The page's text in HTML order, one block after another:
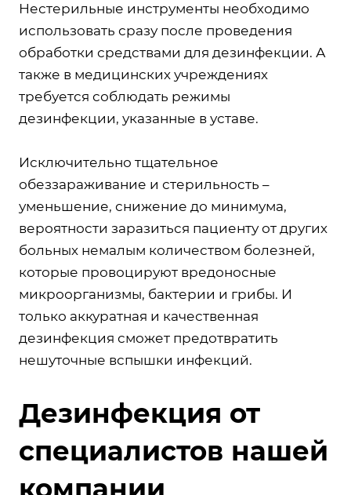
Нестерильные инструменты необходимо
использовать сразу после проведения
обработки средствами для дезинфекции. А
также в медицинских учреждениях
требуется соблюдать режимы
дезинфекции, указанные в уставе.
Исключительно тщательное
обеззараживание и стерильность –
уменьшение, снижение до минимума,
вероятности заразиться пациенту от других
больных немалым количеством болезней,
которые провоцируют вредоносные
микроорганизмы, бактерии и грибы. И
только аккуратная и качественная
дезинфекция сможет предотвратить
нешуточные вспышки инфекций.
Дезинфекция от
специалистов нашей